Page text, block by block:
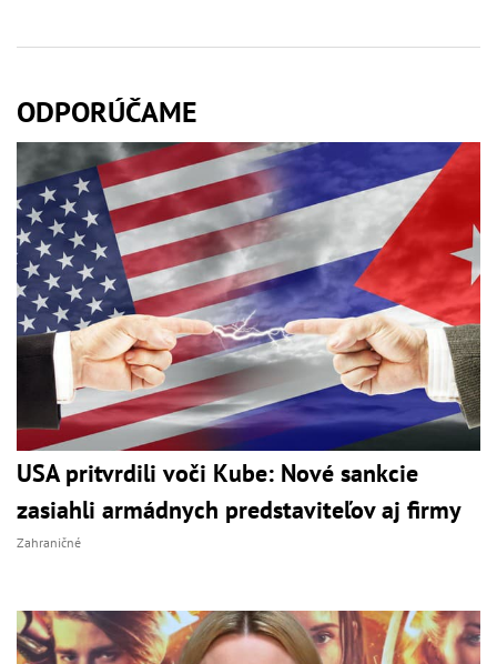
ODPORÚČAME
USA pritvrdili voči Kube: Nové sankcie
zasiahli armádnych predstaviteľov aj firmy
Zahraničné